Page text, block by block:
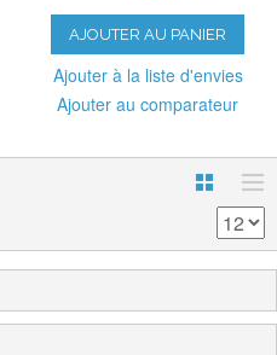
AJOUTER AU PANIER
Ajouter à la liste d'envies
Ajouter au comparateur